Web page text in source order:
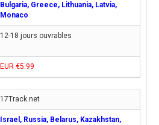
Bulgaria, Greece, Lithuania, Latvia,
Monaco
12-18 jours ouvrables
EUR €5.99
17Track.net
Israel, Russia, Belarus, Kazakhstan,